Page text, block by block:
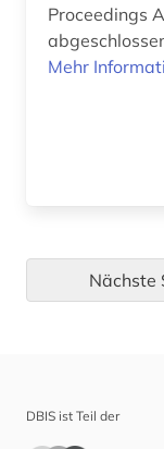
Proceedings ASME
Mehr
Nächste
DBIS ist Teil der